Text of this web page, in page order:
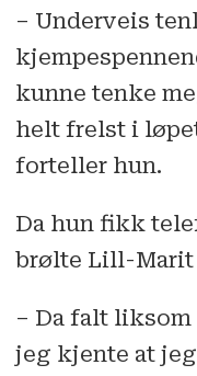
– Underveis
kunne tenke
helt frelst i
forteller hun.
Da hun fikk
brølte Lill-Marit
– Da falt liksom
jeg kjente at